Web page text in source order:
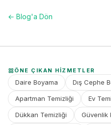
← Blog'a Dön
ÖNE ÇIKAN HIZMETLER
Daire Boyama Dış Cephe
Apartman Temizliği Ev
Dükkan Temizliği Güvenlik